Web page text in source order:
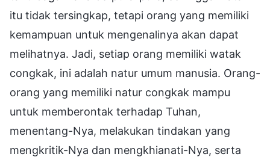
itu tidak tersingkap, tetapi orang yang memiliki
kemampuan untuk mengenalinya akan dapat
melihatnya. Jadi, setiap orang memiliki watak
congkak, ini adalah natur umum manusia. Orang-
orang yang memiliki natur congkak mampu
untuk memberontak terhadap Tuhan,
menentang-Nya, melakukan tindakan yang
mengkritik-Nya dan mengkhianati-Nya, serta